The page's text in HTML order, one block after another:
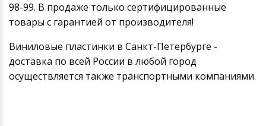
98-99. В продаже только сертифицированные
товары с гарантией от производителя!
Виниловые пластинки в Санкт-Петербурге -
доставка по всей России в любой город
осуществляется также транспортными компаниями.